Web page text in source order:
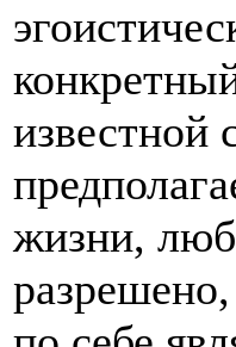
известной
жизни,